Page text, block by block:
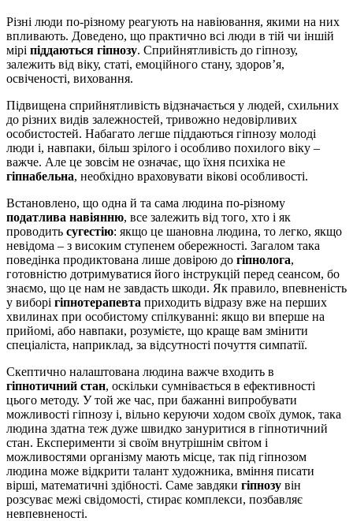
Різні люди по-різному реагують на навіювання, якими на них
впливають. Доведено, що практично всі люди в тій чи іншій
мірі піддаються гіпнозу. Сприйнятливість до гіпнозу,
залежить від віку, статі, емоційного стану, здоров’я,
освіченості, виховання.
Підвищена сприйнятливість відзначається у людей, схильних
до різних видів залежностей, тривожно недовірливих
особистостей. Набагато легше піддаються гіпнозу молоді
люди і, навпаки, більш зрілого і особливо похилого віку –
важче. Але це зовсім не означає, що їхня психіка не
гіпнабельна, необхідно враховувати вікові особливості.
Встановлено, що одна й та сама людина по-різному
податлива навіянню, все залежить від того, хто і як
проводить сугестію: якщо це шановна людина, то легко, якщо
невідома – з високим ступенем обережності. Загалом така
поведінка продиктована лише довірою до гіпнолога,
готовністю дотримуватися його інструкцій перед сеансом, бо
знаємо, що це нам не завдасть шкоди. Як правило, впевненість
у виборі гіпнотерапевта приходить відразу вже на перших
хвилинах при особистому спілкуванні: якщо ви вперше на
прийомі, або навпаки, розумієте, що краще вам змінити
спеціаліста, наприклад, за відсутності почуття симпатії.
Скептично налаштована людина важче входить в
гіпнотичний стан, оскільки сумнівається в ефективності
цього методу. У той же час, при бажанні випробувати
можливості гіпнозу і, вільно керуючи ходом своїх думок, така
людина здатна теж дуже швидко зануритися в гіпнотичний
стан. Експерименти зі своїм внутрішнім світом і
можливостями організму мають місце, так під гіпнозом
людина може відкрити талант художника, вміння писати
вірші, математичні здібності. Саме завдяки гіпнозу він
розсуває межі свідомості, стирає комплекси, позбавляє
невпевненості.